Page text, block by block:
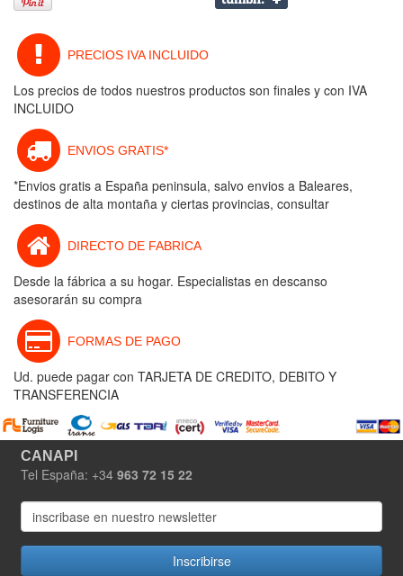
PRECIOS IVA INCLUIDO
Los precios de todos nuestros productos son finales y con IVA
INCLUIDO
ENVIOS GRATIS*
*Envios gratis a España peninsula, salvo envios a Baleares,
destinos de alta montaña y ciertas provincias, consultar
DIRECTO DE FABRICA
Desde la fábrica a su hogar. Especialistas en descanso
asesorarán su compra
FORMAS DE PAGO
Ud. puede pagar con TARJETA DE CREDITO, DEBITO Y
TRANSFERENCIA
CANAPI
Tel España: +34 963 72 15 22
Inscribirse